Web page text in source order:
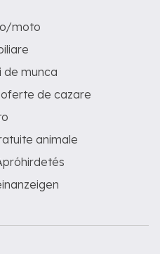
moto
de munca
de cazare
animale